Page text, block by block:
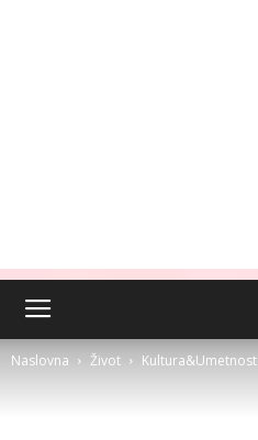
Naslovna Život Kultura&Umetnost